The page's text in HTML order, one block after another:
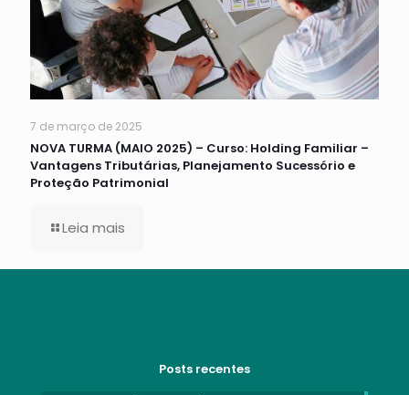
7 de março de 2025
NOVA TURMA (MAIO 2025) – Curso: Holding Familiar –
Vantagens Tributárias, Planejamento Sucessório e
Proteção Patrimonial
Leia mais
Posts recentes